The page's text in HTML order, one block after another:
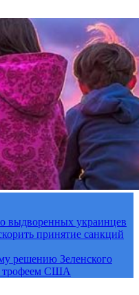
выдворенных украинцев
принятие санкций
решению Зеленского
трофеем США